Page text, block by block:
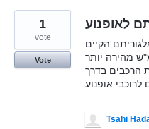
לאופנוע
הקיים
בחשבון מהירות 30 קמ"ש מהירה יותר
הרכבים בדרך
אופנוע
1
vote
Vote
Tsahi